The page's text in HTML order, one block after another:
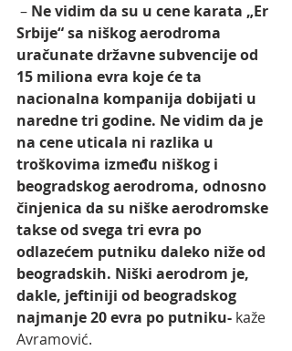
– Ne vidim da su u cene karata „Er
Srbije“ sa niškog aerodroma
uračunate državne subvencije od
15 miliona evra koje će ta
nacionalna kompanija dobijati u
naredne tri godine. Ne vidim da je
na cene uticala ni razlika u
troškovima između niškog i
beogradskog aerodroma, odnosno
činjenica da su niške aerodromske
takse od svega tri evra po
odlazećem putniku daleko niže od
beogradskih. Niški aerodrom je,
dakle, jeftiniji od beogradskog
najmanje 20 evra po putniku- kaže
Avramović.